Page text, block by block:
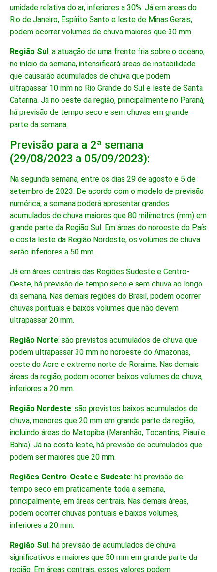
umidade relativa do ar, inferiores a 30%. Já em áreas do
Rio de Janeiro, Espírito Santo e leste de Minas Gerais,
podem ocorrer volumes de chuva maiores que 30 mm.
Região Sul: a atuação de uma frente fria sobre o oceano,
no início da semana, intensificará áreas de instabilidade
que causarão acumulados de chuva que podem
ultrapassar 10 mm no Rio Grande do Sul e leste de Santa
Catarina. Já no oeste da região, principalmente no Paraná,
há previsão de tempo seco e sem chuvas em grande
parte da semana.
Previsão para a 2ª semana
(29/08/2023 a 05/09/2023):
Na segunda semana, entre os dias 29 de agosto e 5 de
setembro de 2023. De acordo com o modelo de previsão
numérica, a semana poderá apresentar grandes
acumulados de chuva maiores que 80 milímetros (mm) em
grande parte da Região Sul. Em áreas do noroeste do País
e costa leste da Região Nordeste, os volumes de chuva
serão inferiores a 50 mm.
Já em áreas centrais das Regiões Sudeste e Centro-
Oeste, há previsão de tempo seco e sem chuva ao longo
da semana. Nas demais regiões do Brasil, podem ocorrer
chuvas pontuais e baixos volumes que não devem
ultrapassar 20 mm.
Região Norte: são previstos acumulados de chuva que
podem ultrapassar 30 mm no noroeste do Amazonas,
oeste do Acre e extremo norte de Roraima. Nas demais
áreas da região, podem ocorrer baixos volumes de chuva,
inferiores a 20 mm.
Região Nordeste: são previstos baixos acumulados de
chuva, menores que 20 mm em grande parte da região,
incluindo áreas do Matopiba (Maranhão, Tocantins, Piauí e
Bahia). Já na costa leste, há previsão de acumulados que
podem ser maiores que 20 mm.
Regiões Centro-Oeste e Sudeste: há previsão de
tempo seco em praticamente toda a semana,
principalmente, em áreas centrais. Nas demais áreas,
podem ocorrer chuvas pontuais e baixos volumes,
inferiores a 20 mm.
Região Sul: há previsão de acumulados de chuva
significativos e maiores que 50 mm em grande parte da
região. Em áreas centrais, esses valores podem